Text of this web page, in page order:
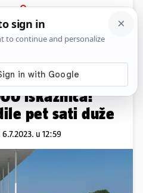
PRIJAVA
Sport Komentari
Prvog dana
iskaznica!
pet sati duže
u 12:59